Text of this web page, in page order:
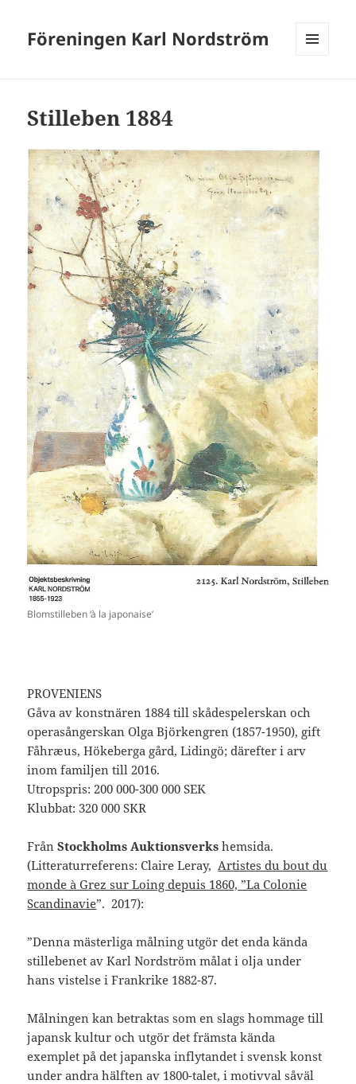
Föreningen Karl Nordström
Stilleben 1884
Blomstilleben ’à la japonaise’
PROVENIENS
Gåva av konstnären 1884 till skådespelerskan och
operasångerskan Olga Björkengren (1857-1950), gift
Fåhræus, Hökeberga gård, Lidingö; därefter i arv
inom familjen till 2016.
Utropspris: 200 000-300 000 SEK
Klubbat: 320 000 SKR
FrånStockholms Auktionsverks hemsida.
(Litteraturreferens: Claire Leray, Artistes du bout du
monde à Grez sur Loing depuis 1860, ”La Colonie
Scandinavie”. 2017):
”Denna mästerliga målning utgör det enda kända
stillebenet av Karl Nordström målat i olja under
hans vistelse i Frankrike 1882-87.
Målningen kan betraktas som en slags hommage till
japansk kultur och utgör det främsta kända
exemplet på det japanska inflytandet i svensk konst
under andra hälften av 1800-talet, i motivval såväl